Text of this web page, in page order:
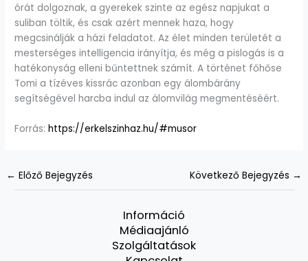
órát dolgoznak, a gyerekek szinte az egész napjukat a
suliban töltik, és csak azért mennek haza, hogy
megcsinálják a házi feladatot. Az élet minden területét a
mesterséges intelligencia irányítja, és még a pislogás is a
hatékonyság elleni bűntettnek számít. A történet főhőse
Tomi a tízéves kissrác azonban egy álombárány
segítségével harcba indul az álomvilág megmentéséért.
Forrás:https://erkelszinhaz.hu/#musor
← Előző Bejegyzés Következő Bejegyzés →
Információ
Médiaajánló
Szolgáltatások